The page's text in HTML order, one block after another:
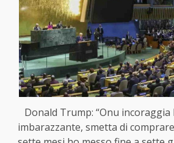
Donald Trump: “Onu incoraggia
imbarazzante, smetta di